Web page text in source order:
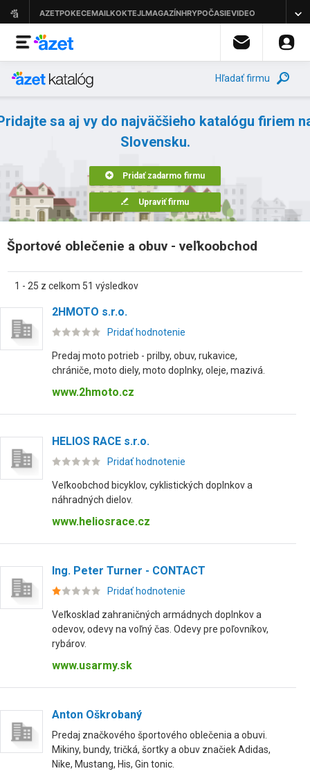
Hľadať firmu
sa aj vy do najväčšieho katalógu firiem
Slovensku.
Pridať zadarmo firmu
Upraviť firmu
Športové oblečenie a obuv - veľkoobchod
1 - 25 z celkom 51 výsledkov
2HMOTO s.r.o.
Pridať hodnotenie
Predaj moto potrieb - prilby, obuv, rukavice,
chrániče, moto diely, moto doplnky, oleje, mazivá.
www.2hmoto.cz
HELIOS RACE s.r.o.
Pridať hodnotenie
Veľkoobchod bicyklov, cyklistických doplnkov a
náhradných dielov.
www.heliosrace.cz
Ing. Peter Turner - CONTACT
Pridať hodnotenie
Veľkosklad zahraničných armádnych doplnkov a
odevov, odevy na voľný čas. Odevy pre poľovníkov,
rybárov.
www.usarmy.sk
Anton Oškrobaný
Predaj značkového športového oblečenia a obuvi.
Mikiny, bundy, tričká, šortky a obuv značiek Adidas,
Nike, Mustang, His, Gin tonic.